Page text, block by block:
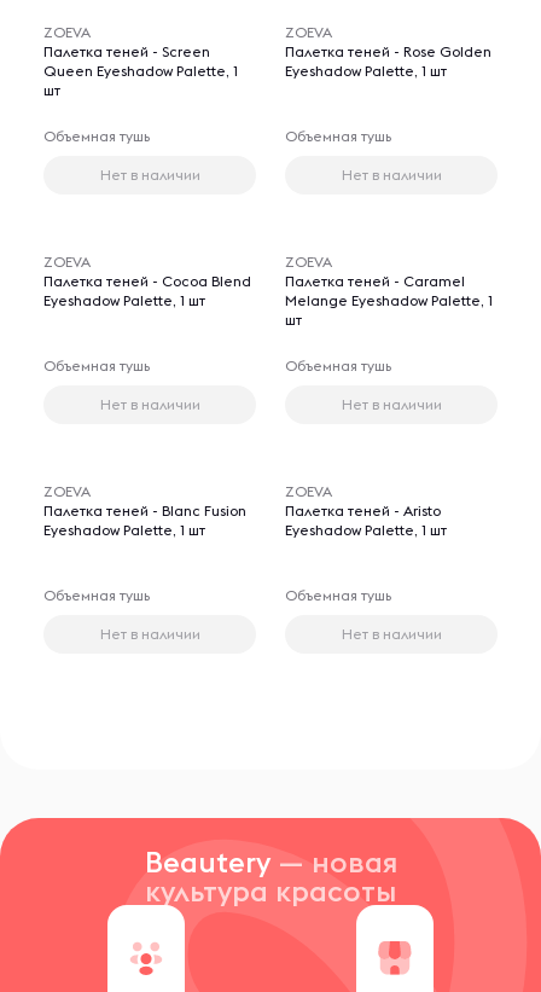
ZOEVA
Палетка теней - Screen
Queen Eyeshadow Palette, 1
шт
Объемная тушь
Нет в наличии
ZOEVA
Палетка теней - Rose Golden
Eyeshadow Palette, 1 шт
Объемная тушь
Нет в наличии
ZOEVA
Палетка теней - Cocoa Blend
Eyeshadow Palette, 1 шт
Объемная тушь
Нет в наличии
ZOEVA
Палетка теней - Caramel
Melange Eyeshadow Palette, 1
шт
Объемная тушь
Нет в наличии
ZOEVA
Палетка теней - Blanc Fusion
Eyeshadow Palette, 1 шт
Объемная тушь
Нет в наличии
ZOEVA
Палетка теней - Aristo
Eyeshadow Palette, 1 шт
Объемная тушь
Нет в наличии
Beautery — новая
культура красоты